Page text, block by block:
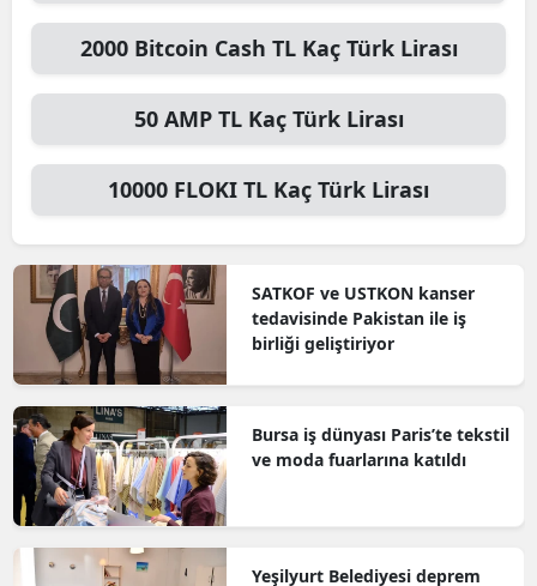
2000 Bitcoin Cash TLKaç Türk Lirası
50 AMP TLKaç Türk Lirası
10000 FLOKI TL Kaç Türk Lirası
SATKOF ve USTKON kanser
tedavisinde Pakistan ile iş
birliği geliştiriyor
Bursa iş dünyası Paris’te tekstil
ve moda fuarlarına katıldı
Yeşilyurt Belediyesi deprem